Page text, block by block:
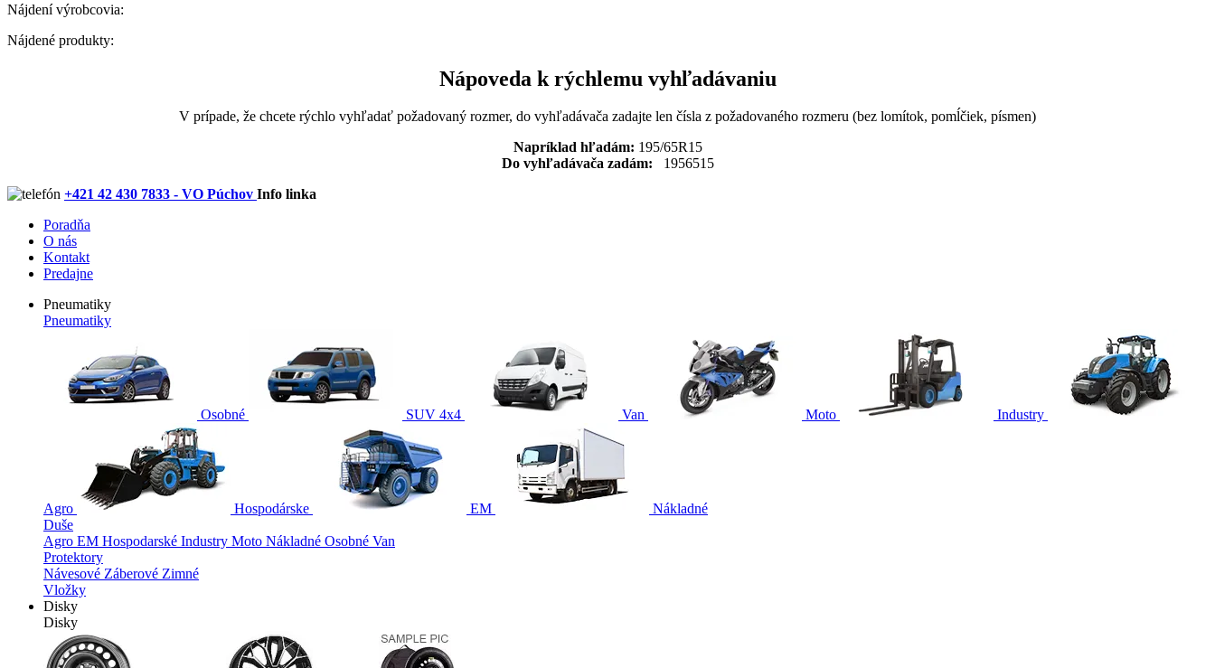
Nájdení výrobcovia:
Nájdené produkty:
Nápoveda k rýchlemu vyhľadávaniu
V prípade, že chcete rýchlo vyhľadať požadovaný rozmer, do vyhľadávača zadajte len čísla z požadovaného rozmeru (bez lomítok, pomĺčiek, písmen)
Napríklad hľadám: 195/65R15
Do vyhľadávača zadám: 1956515
+421 42 430 7833 - VO Púchov Info linka
Poradňa
O nás
Kontakt
Predajne
Pneumatiky
Pneumatiky
Osobné SUV 4x4 Van Moto Industry
Agro Hospodárske EM
Nákladné
Duše
Agro EM Hospodarské Industry Moto Nákladné Osobné Van
Protektory
Návesové Záberové Zimné
Vložky
Disky
Disky